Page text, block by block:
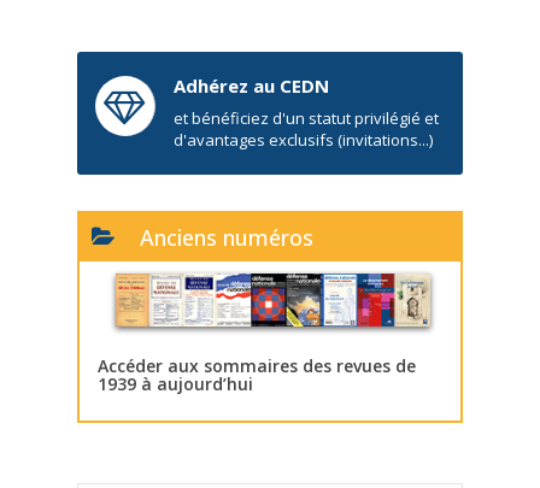
Adhérez au CEDN
et bénéficiez d'un statut privilégié et
d'avantages exclusifs (invitations...)
Anciens numéros
Accéder aux sommaires des revues de
1939 à aujourd’hui